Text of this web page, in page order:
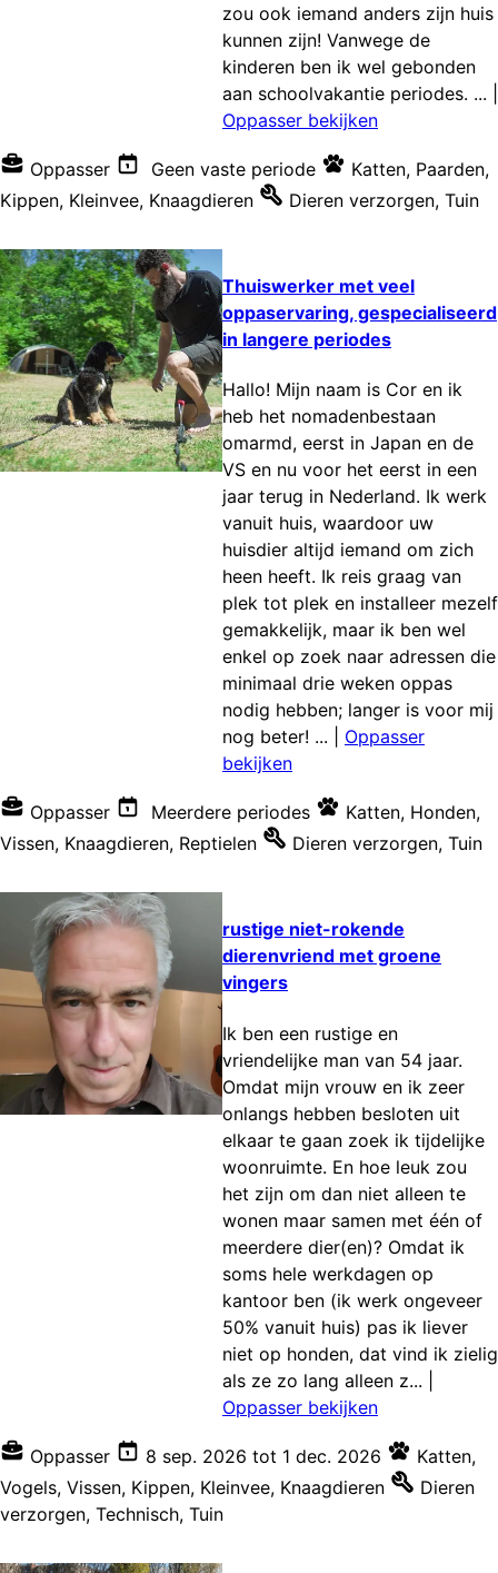
zou ook iemand anders zijn huis
kunnen zijn! Vanwege de
kinderen ben ik wel gebonden
aan schoolvakantie periodes. ...
Oppasser bekijken
Oppasser Geen vaste periode Katten, Paarden,
Kippen, Kleinvee, Knaagdieren Dieren verzorgen, Tuin
Thuiswerker met veel
oppaservaring, gespecialiseerd
in langere periodes
Hallo! Mijn naam is Cor en ik
heb het nomadenbestaan
omarmd, eerst in Japan en de
VS en nu voor het eerst in een
jaar terug in Nederland. Ik werk
vanuit huis, waardoor uw
huisdier altijd iemand om zich
heen heeft. Ik reis graag van
plek tot plek en installeer mezelf
gemakkelijk, maar ik ben wel
enkel op zoek naar adressen die
minimaal drie weken oppas
nodig hebben; langer is voor mij
nog beter! ...
Oppasser
bekijken
Oppasser Meerdere periodes Katten, Honden,
Vissen, Knaagdieren, Reptielen Dieren verzorgen, Tuin
rustige niet-rokende
dierenvriend met groene
vingers
Ik ben een rustige en
vriendelijke man van 54 jaar.
Omdat mijn vrouw en ik zeer
onlangs hebben besloten uit
elkaar te gaan zoek ik tijdelijke
woonruimte. En hoe leuk zou
het zijn om dan niet alleen te
wonen maar samen met één of
meerdere dier(en)? Omdat ik
soms hele werkdagen op
kantoor ben (ik werk ongeveer
50% vanuit huis) pas ik liever
niet op honden, dat vind ik zielig
als ze zo lang alleen z...
Oppasser bekijken
Oppasser 8 sep. 2026 tot 1 dec. 2026 Katten,
Vogels, Vissen, Kippen, Kleinvee, Knaagdieren
Dieren
verzorgen, Technisch, Tuin